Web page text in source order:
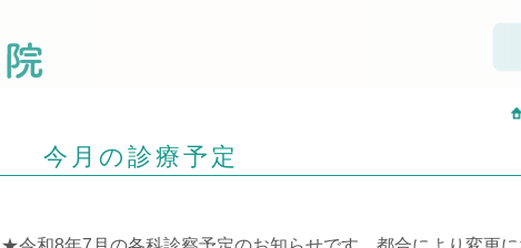
今月の診療予定